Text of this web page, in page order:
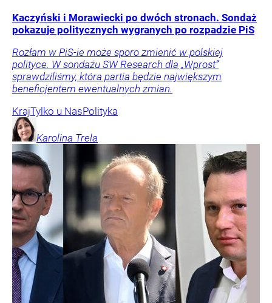
Kaczyński i Morawiecki po dwóch stronach. Sondaż
pokazuje politycznych wygranych po rozpadzie PiS
Rozłam w PiS-ie może sporo zmienić w polskiej
polityce. W sondażu SW Research dla „Wprost”
sprawdziliśmy, która partia będzie największym
beneficjentem ewentualnych zmian.
KrajTylko u NasPolityka
Karolina Trela